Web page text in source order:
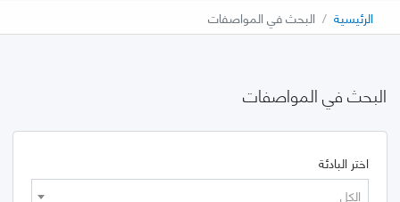
الرئيسية البحث في المواصفات
البحث في المواصفات
اختر البادئة
الكل